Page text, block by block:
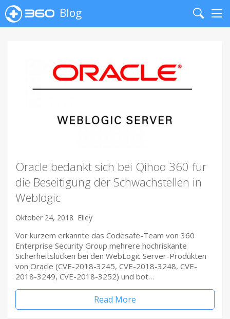
Blog
Search
Oracle bedankt sich bei Qihoo 360 für
die Beseitigung der Schwachstellen in
Weblogic
Oktober 24, 2018 Elley
Vor kurzem erkannte das Codesafe-Team von 360
Enterprise Security Group mehrere hochriskante
Sicherheitslücken bei den WebLogic Server-Produkten
von Oracle (CVE-2018-3245, CVE-2018-3248, CVE-
2018-3249, CVE-2018-3252) und bot…
Read More